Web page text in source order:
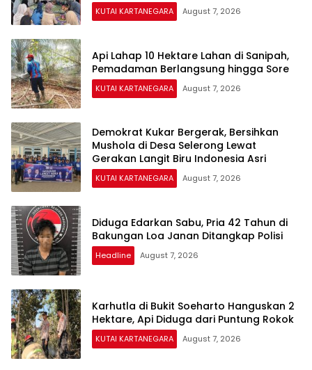
KUTAI KARTANEGARA August 7, 2026
Api Lahap 10 Hektare Lahan di Sanipah,
Pemadaman Berlangsung hingga Sore
KUTAI KARTANEGARA August 7, 2026
Demokrat Kukar Bergerak, Bersihkan
Mushola di Desa Selerong Lewat
Gerakan Langit Biru Indonesia Asri
KUTAI KARTANEGARA August 7, 2026
Diduga Edarkan Sabu, Pria 42 Tahun di
Bakungan Loa Janan Ditangkap Polisi
Headline August 7, 2026
Karhutla di Bukit Soeharto Hanguskan 2
Hektare, Api Diduga dari Puntung Rokok
KUTAI KARTANEGARA August 7, 2026